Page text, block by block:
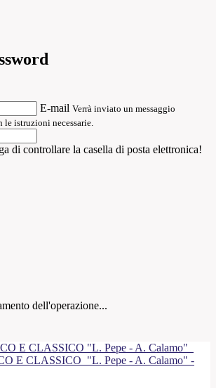
E-mail Verrà inviato un messaggio
istruzioni necessarie.
di controllare la casella di posta elettronica!
dell'operazione...
E CLASSICO "L. Pepe - A. Calamo" -